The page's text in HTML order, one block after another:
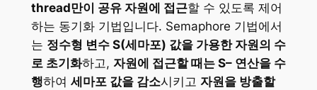
thread만이 공유 자원에 접근할 수 있도록 제어
하는 동기화 기법입니다. Semaphore 기법에서
는 정수형 변수 S(세마포) 값을 가용한 자원의 수
로 초기화하고, 자원에 접근할 때는 S– 연산을 수
행하여 세마포 값을 감소시키고 자원을 방출할